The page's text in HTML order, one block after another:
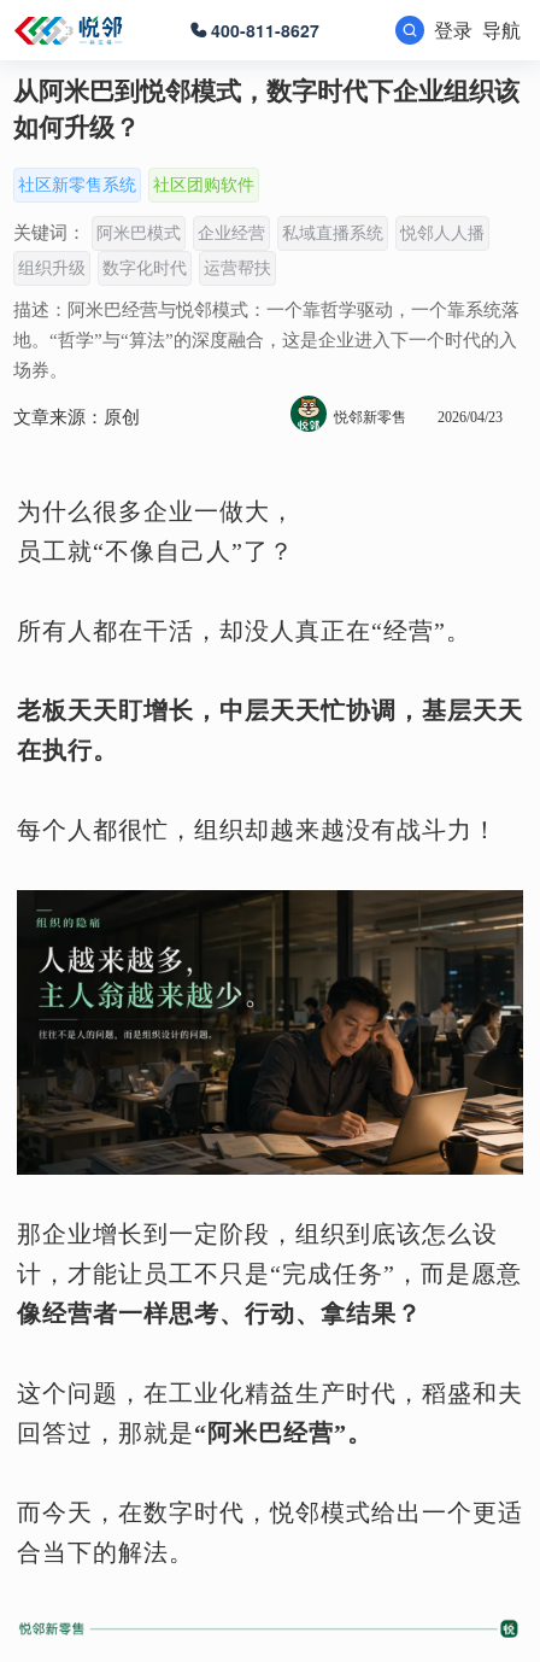
400-811-8627 登录 导航
从阿米巴到悦邻模式，数字时代下企业组织该
如何升级？
社区新零售系统 社区团购软件
关键词： 阿米巴模式 企业经营 私域直播系统
悦邻人人播
组织升级
数字化时代 运营帮扶
描述：阿米巴经营与悦邻模式：一个靠哲学驱动，一个靠系统落
地。“哲学”与“算法”的深度融合，这是企业进入下一个时代的入
场券。
文章来源：原创 悦邻新零售 2026/04/23
为什么很多企业一做大，
员工就“不像自己人”了？
所有人都在干活，却没人真正在“经营”。
老板天天盯增长，中层天天忙协调，基层天天
在执行。
每个人都很忙，组织却越来越没有战斗力！
那企业增长到一定阶段，组织到底该怎么设
计，才能让员工不只是“完成任务”，而是愿意
像经营者一样思考、行动、拿结果？
这个问题，在工业化精益生产时代，稻盛和夫
回答过，那就是“阿米巴经营”。
而今天，在数字时代，悦邻模式给出一个更适
合当下的解法。